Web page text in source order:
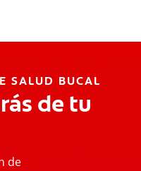
SALUD BUCAL
de tu
de